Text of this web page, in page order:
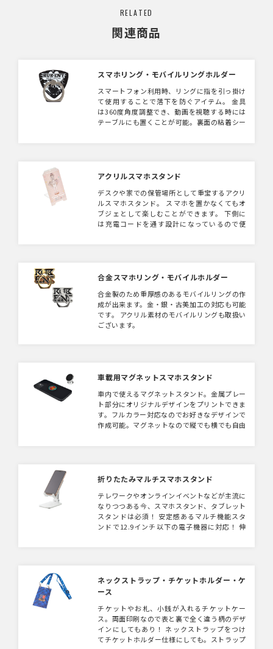
RELATED
関連商品
スマホリング・モバイルリングホルダー
スマートフォン利用時、リングに指を引っ掛け
て使用することで落下を防ぐアイテム。 金具
は360度角度調整でき、動画を視聴する時には
テーブルにも置くことが可能。裏面の粘着シー
アクリルスマホスタンド
デスクや家での保管場所として重宝するアクリ
ルスマホスタンド。 スマホを置かなくてもオ
ブジェとして楽しむことができます。 下側に
は充電コードを通す設計になっているので便
合金スマホリング・モバイルホルダー
合金製のため重厚感のあるモバイルリングの作
成が出来ます。金・銀・古美加工の対応も可能
です。 アクリル素材のモバイルリングも取扱い
ございます。
車載用マグネットスマホスタンド
車内で使えるマグネットスタンド。金属プレー
ト部分にオリジナルデザインをプリントできま
す。フルカラー対応なのでお好きなデザインで
作成可能。マグネットなので縦でも横でも自由
折りたたみマルチスマホスタンド
テレワークやオンラインイベントなどが主流に
なりつつある今、スマホスタンド、タブレット
スタンドは必須！ 安定感あるマルチ機能スタ
ンドで12.9インチ以下の電子機器に対応！ 伸
入れてオンラインイベントでのノベルティや物
販にいかがでしょうか！
ネックストラップ・チケットホルダー・ケ
ース
チケットやお札、小銭が入れるチケットケー
ス。両面印刷なので表と裏で全く違う柄のデザ
インにしてもあり！ ネックストラップをつけ
てチケットホルダー仕様にしても。ストラップ